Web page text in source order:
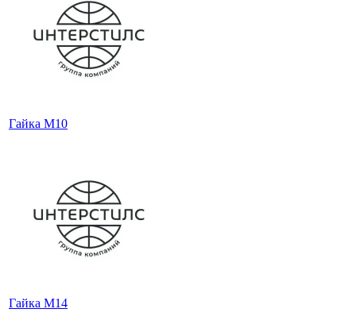
Гайка М10
Гайка М14